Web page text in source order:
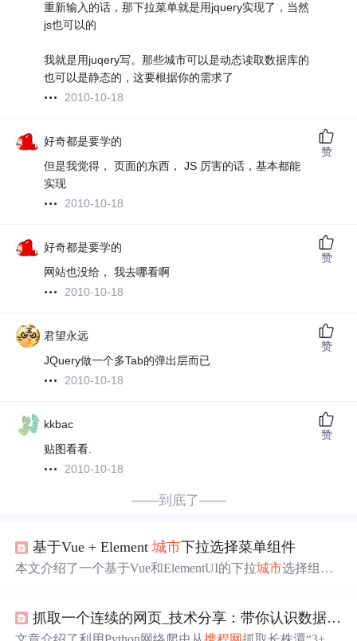
重新输入的话，那下拉菜单就是用jquery实现了，当然
js也可以的
我就是用juqery写。那些城市可以是动态读取数据库的
也可以是静态的，这要根据你的需求了
2010-10-18
好奇都是要学的
但是我觉得， 页面的东西， JS 厉害的话，基本都能
实现
2010-10-18
赞
好奇都是要学的
网站也没给， 我去哪看啊
2010-10-18
赞
君望永远
JQuery做一个多Tab的弹出层而已
2010-10-18
赞
kkbac
贴图看看.
2010-10-18
赞
——到底了——
基于Vue + Element城市下拉选择菜单组件
本文介绍了一个基于Vue和ElementUI的下拉城市选择组
父子组件间的数据通信。提供了详细的子组件和父组件使
用示例，以及JSON数据的获取和处理。
抓取一个连续的网页_技术分享：带你认识数据抓取利器，对数据采集工作say easy！...